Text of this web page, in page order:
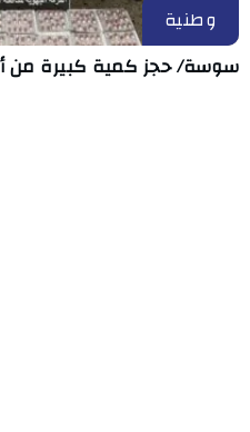
وطنية
سوسة/ حجز كمية كبيرة من